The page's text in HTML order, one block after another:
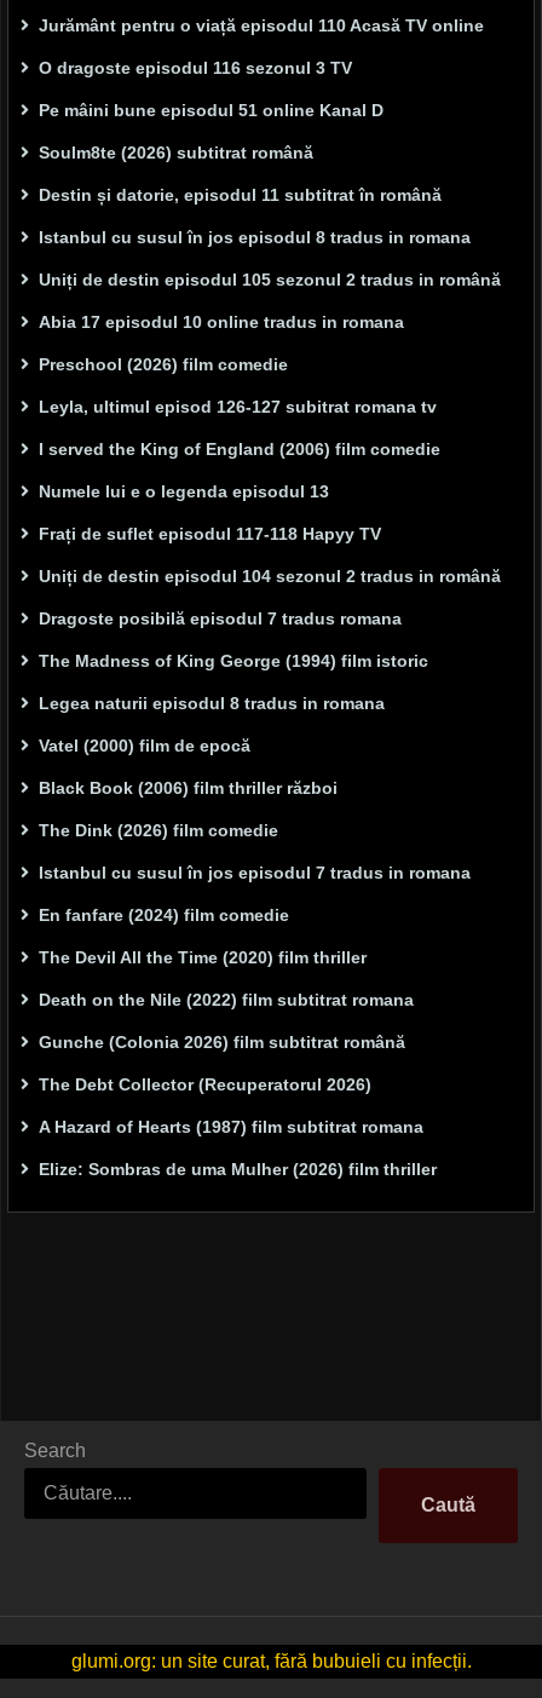
Jurământ pentru o viață episodul 110 Acasă TV online
O dragoste episodul 116 sezonul 3 TV
Pe mâini bune episodul 51 online Kanal D
Soulm8te (2026) subtitrat română
Destin și datorie, episodul 11 subtitrat în română
Istanbul cu susul în jos episodul 8 tradus in romana
Uniți de destin episodul 105 sezonul 2 tradus in română
Abia 17 episodul 10 online tradus in romana
Preschool (2026) film comedie
Leyla, ultimul episod 126-127 subitrat romana tv
I served the King of England (2006) film comedie
Numele lui e o legenda episodul 13
Frați de suflet episodul 117-118 Hapyy TV
Uniți de destin episodul 104 sezonul 2 tradus in română
Dragoste posibilă episodul 7 tradus romana
The Madness of King George (1994) film istoric
Legea naturii episodul 8 tradus in romana
Vatel (2000) film de epocă
Black Book (2006) film thriller război
The Dink (2026) film comedie
Istanbul cu susul în jos episodul 7 tradus in romana
En fanfare (2024) film comedie
The Devil All the Time (2020) film thriller
Death on the Nile (2022) film subtitrat romana
Gunche (Colonia 2026) film subtitrat română
The Debt Collector (Recuperatorul 2026)
A Hazard of Hearts (1987) film subtitrat romana
Elize: Sombras de uma Mulher (2026) film thriller
Search
Caută
glumi.org: un site curat, fără bubuieli cu infecții.